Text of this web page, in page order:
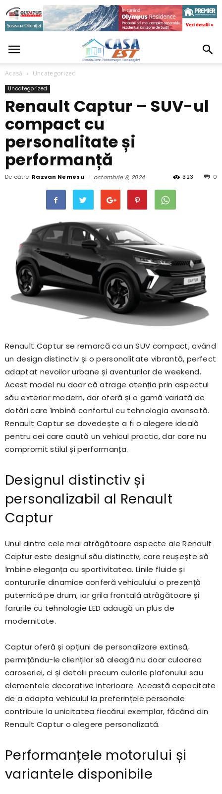
Acasă Uncategorized
Uncategorized
Renault Captur – SUV-ul
compact cu
personalitate și
performanță
De către Razvan Nemesu - octombrie 8, 2024 0
323
Renault Captur se remarcă ca un SUV compact, având
un design distinctiv și o personalitate vibrantă, perfect
adaptat nevoilor urbane și aventurilor de weekend.
Acest model nu doar că atrage atenția prin aspectul
său exterior modern, dar oferă și o gamă variată de
dotări care îmbină confortul cu tehnologia avansată.
Renault Captur se dovedește a fi o alegere ideală
pentru cei care caută un vehicul practic, dar care nu
compromit stilul și performanța.
Designul distinctiv și
personalizabil al Renault
Captur
Unul dintre cele mai atrăgătoare aspecte ale Renault
Captur este designul său distinctiv, care reușește să
îmbine eleganța cu sportivitatea. Linile fluide și
contururile dinamice conferă vehiculului o prezență
puternică pe drum, iar grila frontală atrăgătoare și
farurile cu tehnologie LED adaugă un plus de
modernitate.
Captur oferă și opțiuni de personalizare extinsă,
permițându-le clienților să aleagă nu doar culoarea
caroseriei, ci și detalii precum culorile plafonului sau
elementele decorative interioare. Această capacitate
de a adapta vehiculul la preferințele personale
contribuie la unicitatea fiecărui exemplar, făcând din
Renault Captur o alegere personalizată.
Performanțele motorului și
variantele disponibile